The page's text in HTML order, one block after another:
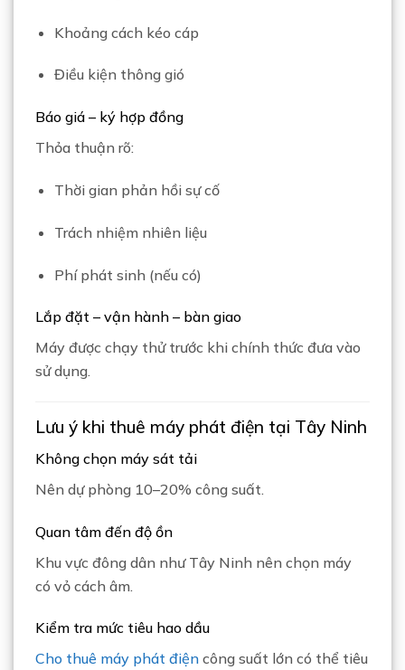
Khoảng cách kéo cáp
Điều kiện thông gió
Báo giá – ký hợp đồng
Thỏa thuận rõ:
Thời gian phản hồi sự cố
Trách nhiệm nhiên liệu
Phí phát sinh (nếu có)
Lắp đặt – vận hành – bàn giao
Máy được chạy thử trước khi chính thức đưa vào
sử dụng.
Lưu ý khi thuê máy phát điện tại Tây Ninh
Không chọn máy sát tải
Nên dự phòng 10–20% công suất.
Quan tâm đến độ ồn
Khu vực đông dân như Tây Ninh nên chọn máy
có vỏ cách âm.
Kiểm tra mức tiêu hao dầu
Cho thuê máy phát điện công suất lớn có thể tiêu